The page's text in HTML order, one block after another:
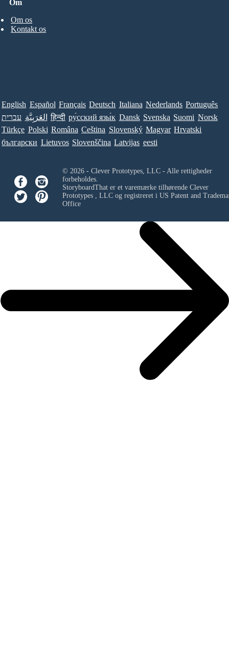
Om
Om os
Kontakt os
English Español Français Deutsch Italiana Nederlands Português
עברית العَرَبِيَّة हिन्दी ру́сский язы́к Dansk Svenska Suomi Norsk
Türkçe Polski Româna Ceština Slovenský Magyar Hrvatski
български Lietuvos Slovenščina Latvijas eesti
© 2026 - Clever Prototypes, LLC - Alle rettigheder
forbeholdes.
StoryboardThat er et varemærke tilhørende Clever
Prototypes , LLCog registreret i US Patent and
Office